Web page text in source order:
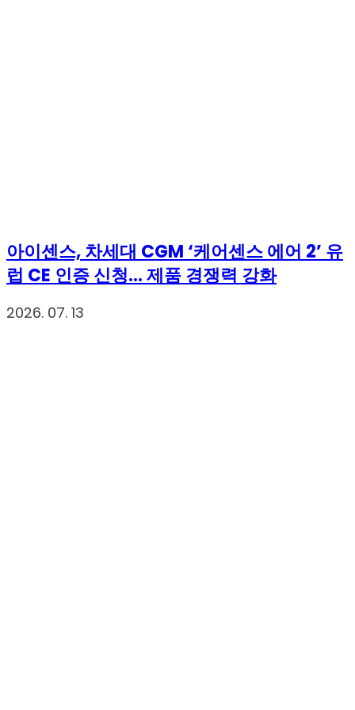
아이센스, 차세대 CGM ‘케어센스 에어 2’ 유
럽 CE 인증 신청… 제품 경쟁력 강화
2026. 07. 13